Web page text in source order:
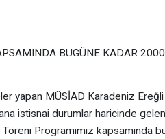
BUGÜNE KADAR
yapan MÜSİAD Karadeniz Ereğli
istisnai durumlar haricinde
Programımız kapsamında